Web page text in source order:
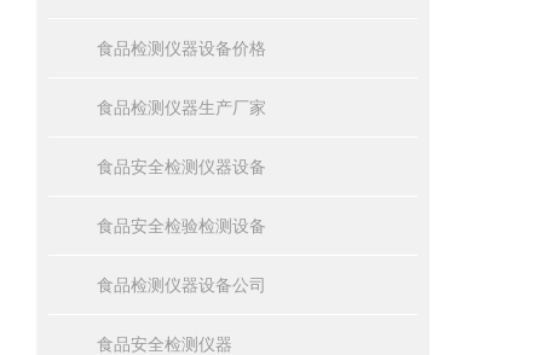
食品检测仪器设备价格
食品检测仪器生产厂家
食品安全检测仪器设备
食品安全检验检测设备
食品检测仪器设备公司
食品安全检测仪器